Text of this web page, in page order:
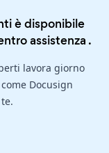
è disponibile
assistenza .
lavora giorno
Docusign